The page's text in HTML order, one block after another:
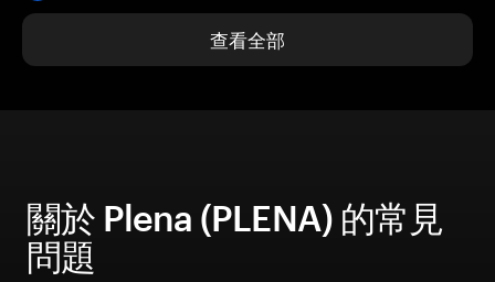
查看全部
關於 Plena (PLENA) 的常見
問題